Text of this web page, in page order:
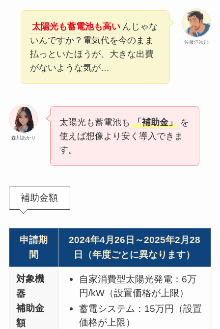
佐藤洋次郎
太陽光も蓄電池も高い んじゃな
いんですか？電気代を今のまま
払っといたほうが、大きな出費
がないような気が…
森川あかり
太陽光も蓄電池も 「補助金」 を
使えば想像より安く導入できま
す。
補助金額
申請期
間
2024年4月26日～2025年2月28
日（年度ごとに異なります）
対象機
器
補助金
額
自家消費型太陽光発電：6万
円/kW（設置価格が上限）
蓄電システム：15万円（設置
価格が上限）